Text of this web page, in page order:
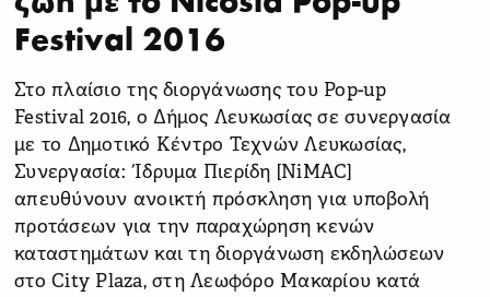
Festival 2016
Στο πλαίσιο της διοργάνωσης του Pop-up
Festival 2016, ο Δήμος Λευκωσίας σε συνεργασία
με το Δημοτικό Κέντρο Τεχνών Λευκωσίας,
Συνεργασία: Ίδρυμα Πιερίδη [NiMAC]
απευθύνουν ανοικτή πρόσκληση για υποβολή
προτάσεων για την παραχώρηση κενών
καταστημάτων και τη διοργάνωση εκδηλώσεων
στο City Plaza, στη Λεωφόρο Μακαρίου κατά